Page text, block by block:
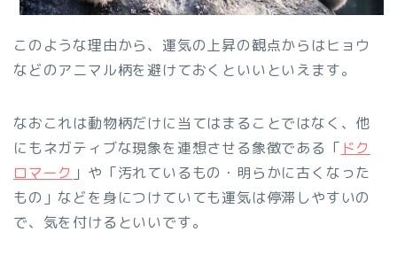
このような理由から、運気の上昇の観点からはヒョウ
などのアニマル柄を避けておくといいといえます。
なおこれは動物柄だけに当てはまることではなく、他
にもネガティブな現象を連想させる象徴である「 ドク
ロマーク 」や「汚れているもの・明らかに古くなった
もの」などを身につけていても運気は停滞しやすいの
で、気を付けるといいです。